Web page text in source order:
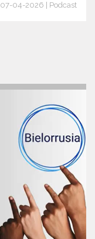
07-04-2026 | Podcast